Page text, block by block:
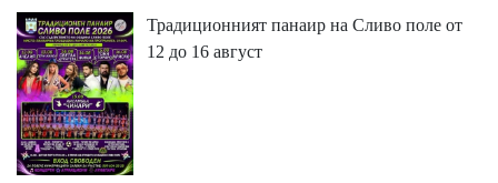
Традиционният панаир на Сливо поле от
12 до 16 август